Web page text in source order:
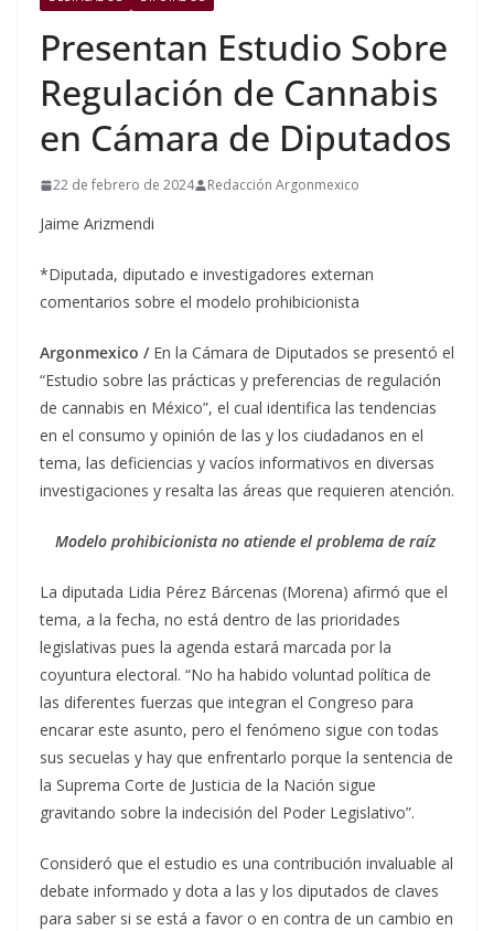
Presentan Estudio Sobre
Regulación de Cannabis
en Cámara de Diputados
22 de febrero de 2024 Redacción Argonmexico
Jaime Arizmendi
*Diputada, diputado e investigadores externan
comentarios sobre el modelo prohibicionista
Argonmexico / En la Cámara de Diputados se presentó el
“Estudio sobre las prácticas y preferencias de regulación
de cannabis en México”, el cual identifica las tendencias
en el consumo y opinión de las y los ciudadanos en el
tema, las deficiencias y vacíos informativos en diversas
investigaciones y resalta las áreas que requieren atención.
Modelo prohibicionista no atiende el problema de raíz
La diputada Lidia Pérez Bárcenas (Morena) afirmó que el
tema, a la fecha, no está dentro de las prioridades
legislativas pues la agenda estará marcada por la
coyuntura electoral. “No ha habido voluntad política de
las diferentes fuerzas que integran el Congreso para
encarar este asunto, pero el fenómeno sigue con todas
sus secuelas y hay que enfrentarlo porque la sentencia de
la Suprema Corte de Justicia de la Nación sigue
gravitando sobre la indecisión del Poder Legislativo”.
Consideró que el estudio es una contribución invaluable al
debate informado y dota a las y los diputados de claves
para saber si se está a favor o en contra de un cambio en